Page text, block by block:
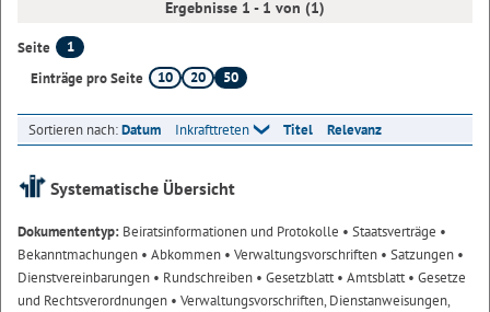
Ergebnisse 1 - 1 von (1)
Seite
1
Einträge pro Seite
10 20 50
Sortieren nach:Datum Inkrafttreten Titel Relevanz
Systematische Übersicht
Dokumententyp: Beiratsinformationen und Protokolle • Staatsverträge •
Bekanntmachungen • Abkommen • Verwaltungsvorschriften • Satzungen •
Dienstvereinbarungen • Rundschreiben • Gesetzblatt• Amtsblatt• Gesetze
und Rechtsverordnungen • Verwaltungsvorschriften, Dienstanweisungen,